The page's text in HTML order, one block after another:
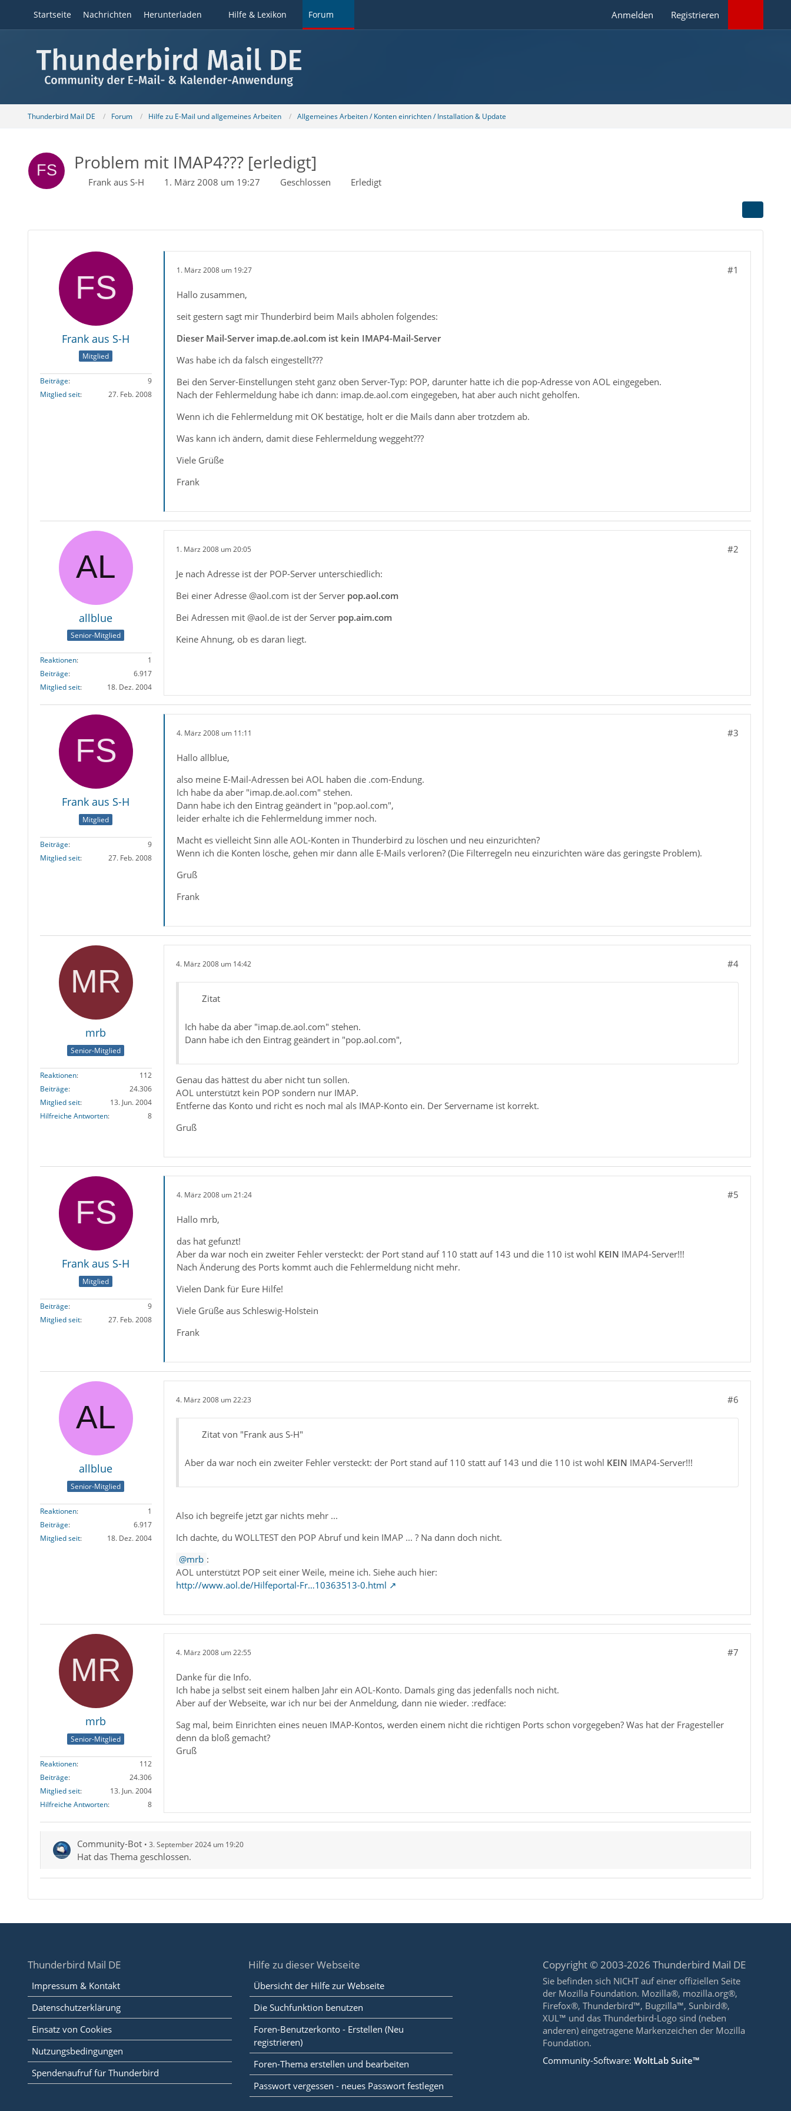
Startseite Nachrichten Herunterladen Hilfe & Lexikon Forum Anmelden Registrieren
Thunderbird Mail DE Forum Hilfe zu E-Mail und allgemeines Arbeiten Allgemeines Arbeiten / Konten einrichten / Installation & Update
Problem mit IMAP4??? [erledigt]
Frank aus S-H 1. März 2008 um 19:27 Geschlossen Erledigt
Frank aus S-H
Mitglied
Beiträge
9
Mitglied seit
27. Feb. 2008
1. März 2008 um 19:27 #1
Hallo zusammen,
seit gestern sagt mir Thunderbird beim Mails abholen folgendes:
Dieser Mail-Server imap.de.aol.com ist kein IMAP4-Mail-Server
Was habe ich da falsch eingestellt???
Bei den Server-Einstellungen steht ganz oben Server-Typ: POP, darunter hatte ich die pop-Adresse von AOL eingegeben.
Nach der Fehlermeldung habe ich dann: imap.de.aol.com eingegeben, hat aber auch nicht geholfen.
Wenn ich die Fehlermeldung mit OK bestätige, holt er die Mails dann aber trotzdem ab.
Was kann ich ändern, damit diese Fehlermeldung weggeht???
Viele Grüße
Frank
allblue
Senior-Mitglied
Reaktionen
1
Beiträge
6.917
Mitglied seit
18. Dez. 2004
1. März 2008 um 20:05 #2
Je nach Adresse ist der POP-Server unterschiedlich:
Bei einer Adresse @aol.com ist der Server pop.aol.com
Bei Adressen mit @aol.de ist der Server pop.aim.com
Keine Ahnung, ob es daran liegt.
Frank aus S-H
Mitglied
Beiträge
9
Mitglied seit
27. Feb. 2008
4. März 2008 um 11:11 #3
Hallo allblue,
also meine E-Mail-Adressen bei AOL haben die .com-Endung.
Ich habe da aber "imap.de.aol.com" stehen.
Dann habe ich den Eintrag geändert in "pop.aol.com",
leider erhalte ich die Fehlermeldung immer noch.
Macht es vielleicht Sinn alle AOL-Konten in Thunderbird zu löschen und neu einzurichten?
Wenn ich die Konten lösche, gehen mir dann alle E-Mails verloren? (Die Filterregeln neu einzurichten wäre das geringste Problem).
Gruß
Frank
mrb
Senior-Mitglied
Reaktionen
112
Beiträge
24.306
Mitglied seit
13. Jun. 2004
Hilfreiche Antworten
8
4. März 2008 um 14:42 #4
Zitat
Ich habe da aber "imap.de.aol.com" stehen.
Dann habe ich den Eintrag geändert in "pop.aol.com",
Genau das hättest du aber nicht tun sollen.
AOL unterstützt kein POP sondern nur IMAP.
Entferne das Konto und richt es noch mal als IMAP-Konto ein. Der Servername ist korrekt.
Gruß
Frank aus S-H
Mitglied
Beiträge
9
Mitglied seit
27. Feb. 2008
4. März 2008 um 21:24 #5
Hallo mrb,
das hat gefunzt!
Aber da war noch ein zweiter Fehler versteckt: der Port stand auf 110 statt auf 143 und die 110 ist wohl KEIN IMAP4-Server!!!
Nach Änderung des Ports kommt auch die Fehlermeldung nicht mehr.
Vielen Dank für Eure Hilfe!
Viele Grüße aus Schleswig-Holstein
Frank
allblue
Senior-Mitglied
Reaktionen
1
Beiträge
6.917
Mitglied seit
18. Dez. 2004
4. März 2008 um 22:23 #6
Zitat von "Frank aus S-H"
Aber da war noch ein zweiter Fehler versteckt: der Port stand auf 110 statt auf 143 und die 110 ist wohl KEIN IMAP4-Server!!!
Also ich begreife jetzt gar nichts mehr ...
Ich dachte, du WOLLTEST den POP Abruf und kein IMAP ... ? Na dann doch nicht.
mrb :
AOL unterstützt POP seit einer Weile, meine ich. Siehe auch hier:
http://www.aol.de/Hilfeportal-Fr…10363513-0.html
mrb
Senior-Mitglied
Reaktionen
112
Beiträge
24.306
Mitglied seit
13. Jun. 2004
Hilfreiche Antworten
8
4. März 2008 um 22:55 #7
Danke für die Info.
Ich habe ja selbst seit einem halben Jahr ein AOL-Konto. Damals ging das jedenfalls noch nicht.
Aber auf der Webseite, war ich nur bei der Anmeldung, dann nie wieder. :redface:
Sag mal, beim Einrichten eines neuen IMAP-Kontos, werden einem nicht die richtigen Ports schon vorgegeben? Was hat der Fragesteller
denn da bloß gemacht?
Gruß
Community-Bot 3. September 2024 um 19:20
Hat das Thema geschlossen.
Thunderbird Mail DE
Impressum & Kontakt
Datenschutzerklärung
Einsatz von Cookies
Nutzungsbedingungen
Spendenaufruf für Thunderbird
Hilfe zu dieser Webseite
Übersicht der Hilfe zur Webseite
Die Suchfunktion benutzen
Foren-Benutzerkonto - Erstellen (Neu
registrieren)
Foren-Thema erstellen und bearbeiten
Passwort vergessen - neues Passwort festlegen
Copyright © 2003-2026 Thunderbird Mail DE
Sie befinden sich NICHT auf einer offiziellen Seite
der Mozilla Foundation. Mozilla®, mozilla.org®,
Firefox®, Thunderbird™, Bugzilla™, Sunbird®,
XUL™ und das Thunderbird-Logo sind (neben
anderen) eingetragene Markenzeichen der Mozilla
Foundation.
Community-Software:WoltLab Suite™